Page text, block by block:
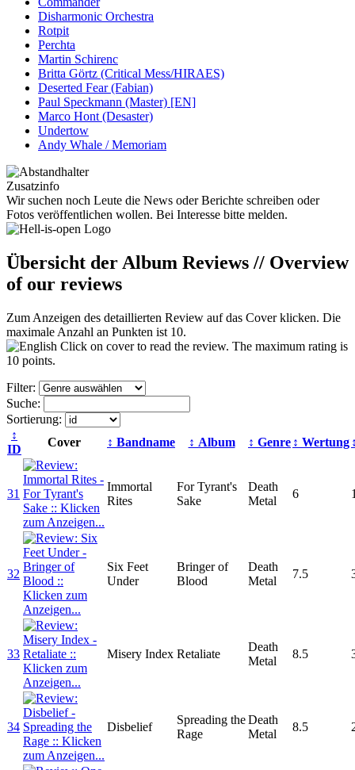
Disharmonic Orchestra
Rotpit
Perchta
Martin Schirenc
Britta Görtz (Critical Mess/HIRAES)
Deserted Fear (Fabian)
Paul Speckmann (Master) [EN]
Marco Hont (Desaster)
Undertow
Andy Whale / Memoriam
Zusatzinfo
Wir suchen noch Leute die News oder Berichte schreiben oder
Fotos veröffentlichen wollen. Bei Interesse bitte melden.
Übersicht der Album Reviews // Overview
of our reviews
Zum Anzeigen des detaillierten Review auf das Cover klicken. Die
maximale Anzahl an Punkten ist 10.
Click on cover to read the review. The maximum rating is
10 points.
Filter:
Suche:
Sortierung:
↕
ID
Cover ↕ Bandname ↕ Album ↕ Genre ↕ Wertung
31
Immortal
Rites
For Tyrant's
Sake
Death
Metal
6
32
Six Feet
Under
Bringer of
Blood
Death
Metal
7.5
33 Misery Index Retaliate
Death
Metal
8.5
34 Disbelief
Spreading the
Rage
Death
Metal
8.5